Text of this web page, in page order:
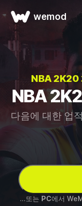
wemod
NBA 2K20
NBA
다음에 대한 업
...또는 PC에서